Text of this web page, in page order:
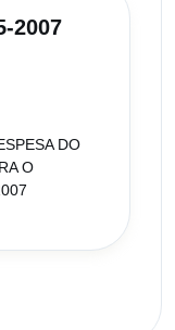
2007
DO
O